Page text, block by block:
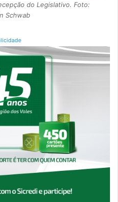
do Legislativo. Foto:
Schwab